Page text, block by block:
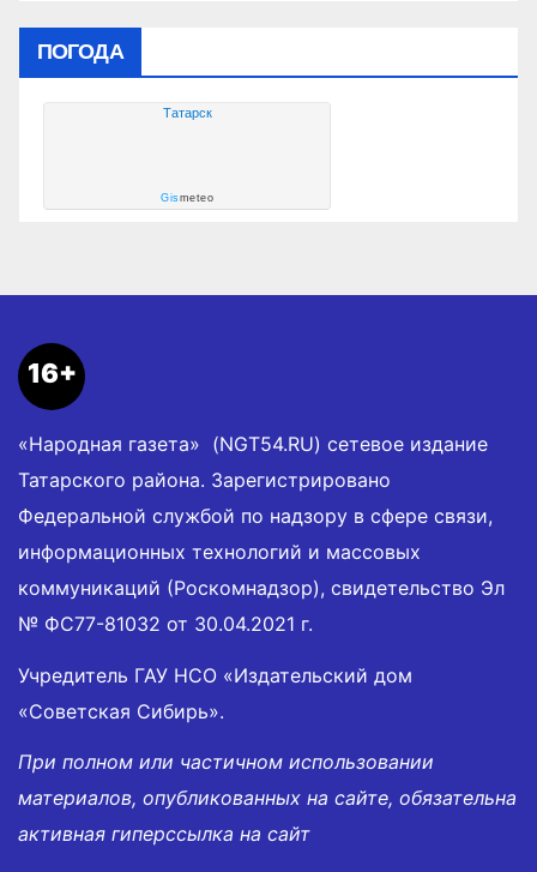
ПОГОДА
Татарск
Gismeteo
16+
«Народная газета» (NGT54.RU) сетевое издание
Татарского района. Зарегистрировано
Федеральной службой по надзору в сфере связи,
информационных технологий и массовых
коммуникаций (Роскомнадзор), свидетельство Эл
№ ФС77-81032 от 30.04.2021 г.
Учредитель ГАУ НСО «Издательский дом
«Советская Сибирь».
При полном или частичном использовании
материалов, опубликованных на сайте, обязательна
активная гиперссылка на сайт